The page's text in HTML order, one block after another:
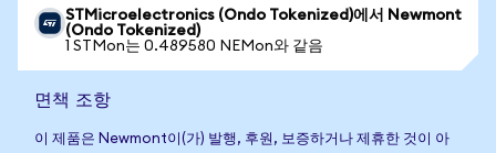
STMicroelectronics (Ondo Tokenized)에서 Newmont
(Ondo Tokenized)
1 STMon는 0.489580 NEMon와 같음
면책 조항
이 제품은 Newmont이(가) 발행, 후원, 보증하거나 제휴한 것이 아